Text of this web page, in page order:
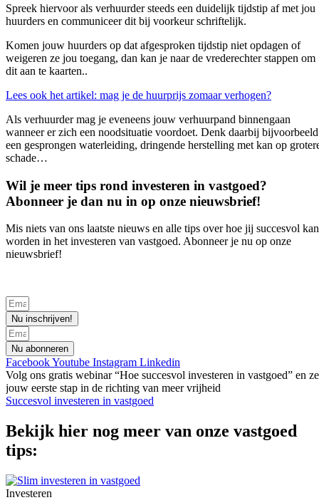
Spreek hiervoor als verhuurder steeds een duidelijk tijdstip af met jou
huurders en communiceer dit bij voorkeur schriftelijk.
Komen jouw huurders op dat afgesproken tijdstip niet opdagen of
weigeren ze jou toegang, dan kan je naar de vrederechter stappen om
dit aan te kaarten..
Lees ook het artikel: mag je de huurprijs zomaar verhogen?
Als verhuurder mag je eveneens jouw verhuurpand binnengaan
wanneer er zich een noodsituatie voordoet. Denk daarbij bijvoorbeeld
een gesprongen waterleiding, dringende herstelling met kan op
schade…
Wil je meer tips rond investeren in vastgoed?
Abonneer je dan nu in op onze nieuwsbrief!
Mis niets van ons laatste nieuws en alle tips over hoe jij succesvol kan
worden in het investeren van vastgoed. Abonneer je nu op onze
nieuwsbrief!
Nu inschrijven!
Nu abonneren
FacebookYoutube Instagram Linkedin
Volg ons gratis webinar “Hoe succesvol investeren in vastgoed” en
jouw eerste stap in de richting van meer vrijheid
Succesvol investeren in vastgoed
Bekijk hier nog meer van onze vastgoed
tips:
Investeren